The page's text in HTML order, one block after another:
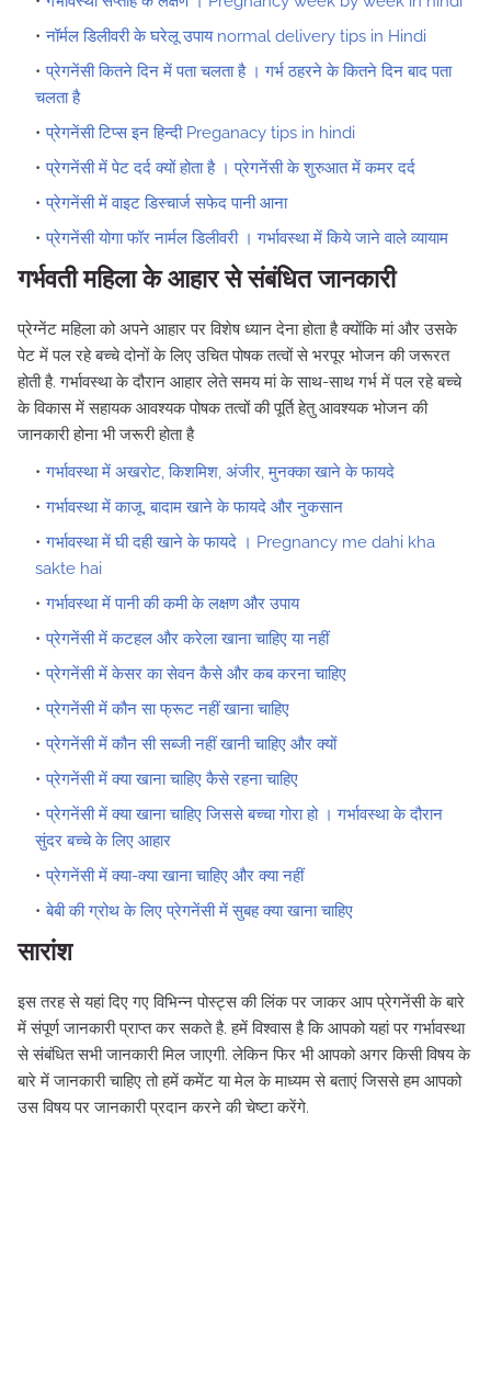
नॉर्मल डिलीवरी के घरेलू उपाय normal delivery tips in Hindi
प्रेगनेंसी कितने दिन में पता चलता है । गर्भ ठहरने के कितने दिन बाद पता
चलता है
प्रेगनेंसी टिप्स इन हिन्दी Preganacy tips in hindi
प्रेगनेंसी में पेट दर्द क्यों होता है । प्रेगनेंसी के शुरुआत में कमर दर्द
प्रेगनेंसी में वाइट डिस्चार्ज सफेद पानी आना
प्रेगनेंसी योगा फॉर नार्मल डिलीवरी । गर्भावस्था में किये जाने वाले व्यायाम
गर्भवती महिला के आहार से संबंधित जानकारी
प्रेग्नेंट महिला को अपने आहार पर विशेष ध्यान देना होता है क्योंकि मां और उसके
पेट में पल रहे बच्चे दोनों के लिए उचित पोषक तत्वों से भरपूर भोजन की जरूरत
होती है. गर्भावस्था के दौरान आहार लेते समय मां के साथ-साथ गर्भ में पल रहे बच्चे
के विकास में सहायक आवश्यक पोषक तत्वों की पूर्ति हेतु आवश्यक भोजन की
जानकारी होना भी जरूरी होता है
गर्भावस्था में अखरोट, किशमिश, अंजीर, मुनक्का खाने के फायदे
गर्भावस्था में काजू, बादाम खाने के फायदे और नुकसान
गर्भावस्था में घी दही खाने के फायदे । Pregnancy me dahi kha
sakte hai
गर्भावस्था में पानी की कमी के लक्षण और उपाय
प्रेगनेंसी में कटहल और करेला खाना चाहिए या नहीं
प्रेगनेंसी में केसर का सेवन कैसे और कब करना चाहिए
प्रेगनेंसी में कौन सा फ्रूट नहीं खाना चाहिए
प्रेगनेंसी में कौन सी सब्जी नहीं खानी चाहिए और क्यों
प्रेगनेंसी में क्या खाना चाहिए कैसे रहना चाहिए
प्रेगनेंसी में क्या खाना चाहिए जिससे बच्चा गोरा हो । गर्भावस्था के दौरान
सुंदर बच्चे के लिए आहार
प्रेगनेंसी में क्या-क्या खाना चाहिए और क्या नहीं
बेबी की ग्रोथ के लिए प्रेगनेंसी में सुबह क्या खाना चाहिए
सारांश
इस तरह से यहां दिए गए विभिन्न पोस्ट्स की लिंक पर जाकर आप प्रेगनेंसी के बारे
में संपूर्ण जानकारी प्राप्त कर सकते है. हमें विश्वास है कि आपको यहां पर गर्भावस्था
से संबंधित सभी जानकारी मिल जाएगी. लेकिन फिर भी आपको अगर किसी विषय के
बारे में जानकारी चाहिए तो हमें कमेंट या मेल के माध्यम से बताएं जिससे हम आपको
उस विषय पर जानकारी प्रदान करने की चेष्टा करेंगे.